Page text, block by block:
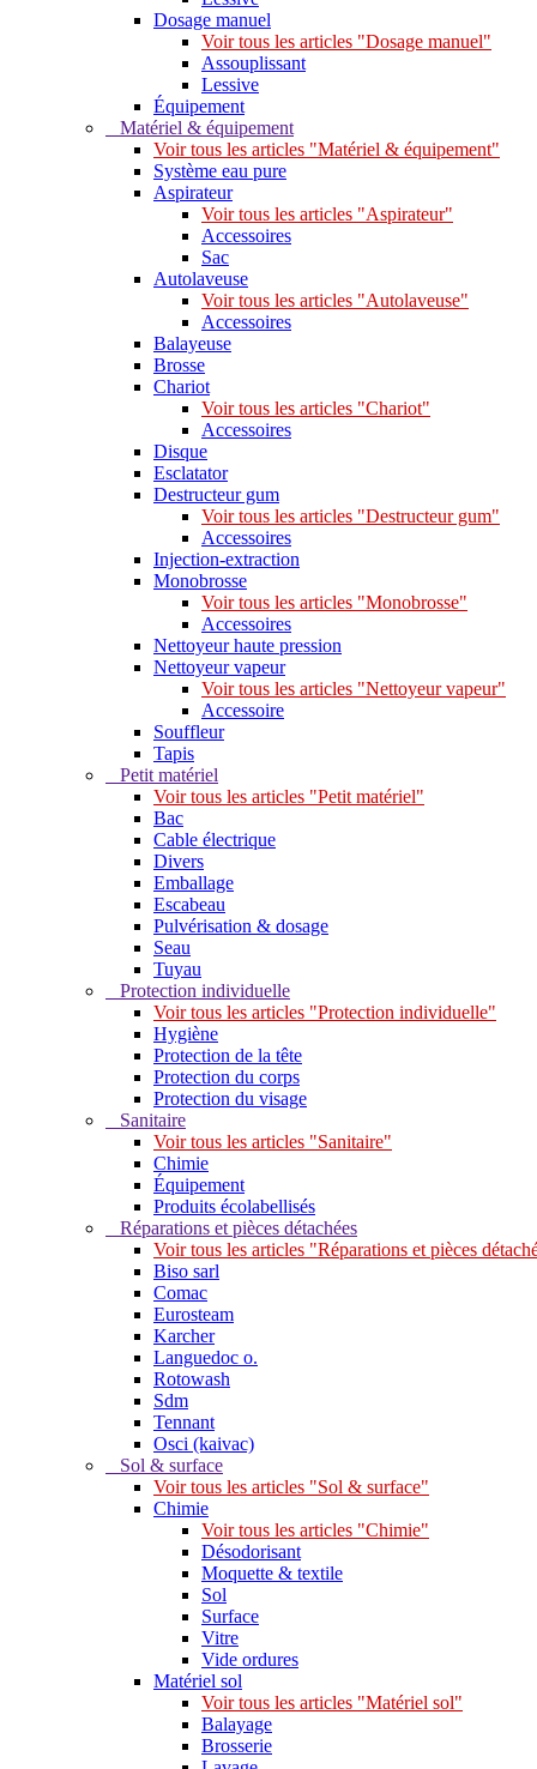
Dosage manuel
Voir tous les articles "Dosage manuel"
Assouplissant
Lessive
Équipement
Matériel & équipement
Voir tous les articles "Matériel & équipement"
Système eau pure
Aspirateur
Voir tous les articles "Aspirateur"
Accessoires
Sac
Autolaveuse
Voir tous les articles "Autolaveuse"
Accessoires
Balayeuse
Brosse
Chariot
Voir tous les articles "Chariot"
Accessoires
Disque
Esclatator
Destructeur gum
Voir tous les articles "Destructeur gum"
Accessoires
Injection-extraction
Monobrosse
Voir tous les articles "Monobrosse"
Accessoires
Nettoyeur haute pression
Nettoyeur vapeur
Voir tous les articles "Nettoyeur vapeur"
Accessoire
Souffleur
Tapis
Petit matériel
Voir tous les articles "Petit matériel"
Bac
Cable électrique
Divers
Emballage
Escabeau
Pulvérisation & dosage
Seau
Tuyau
Protection individuelle
Voir tous les articles "Protection individuelle"
Hygiène
Protection de la tête
Protection du corps
Protection du visage
Sanitaire
Voir tous les articles "Sanitaire"
Chimie
Équipement
Produits écolabellisés
Réparations et pièces détachées
Voir tous les articles "Réparations et pièces
Biso sarl
Comac
Eurosteam
Karcher
Languedoc o.
Rotowash
Sdm
Tennant
Osci (kaivac)
Sol & surface
Voir tous les articles "Sol & surface"
Chimie
Voir tous les articles "Chimie"
Désodorisant
Moquette & textile
Sol
Surface
Vitre
Vide ordures
Matériel sol
Voir tous les articles "Matériel sol"
Balayage
Brosserie